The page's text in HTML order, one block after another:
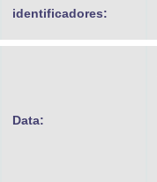
identificadores:
Data: